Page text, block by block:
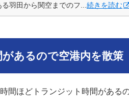
る羽田から関空までのフ...続きを読む
があるので空港内を散策
間ほどトランジット時間がある